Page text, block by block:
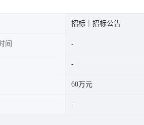
招标｜招标公告
间
60万元